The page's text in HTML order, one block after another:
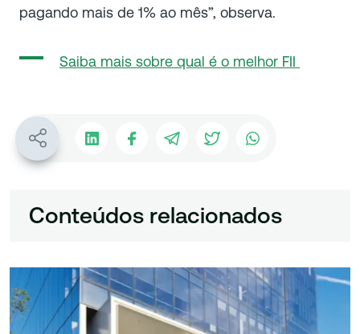
pagando mais de 1% ao mês”, observa.
Saiba mais sobre qual é o melhor FII
Conteúdos relacionados